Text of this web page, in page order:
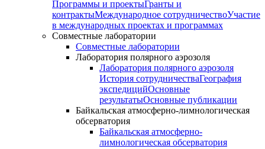
Программы и проектыГранты и
контрактыМеждународное сотрудничествоУчастие
в международных проектах и программах
Совместные лаборатории
Совместные лаборатории
Лаборатория полярного аэрозоля
Лаборатория полярного аэрозоля
История сотрудничестваГеография
экспедицийОсновные
результатыОсновные публикации
Байкальская атмосферно-лимнологическая
обсерватория
Байкальская атмосферно-
лимнологическая обсерватория